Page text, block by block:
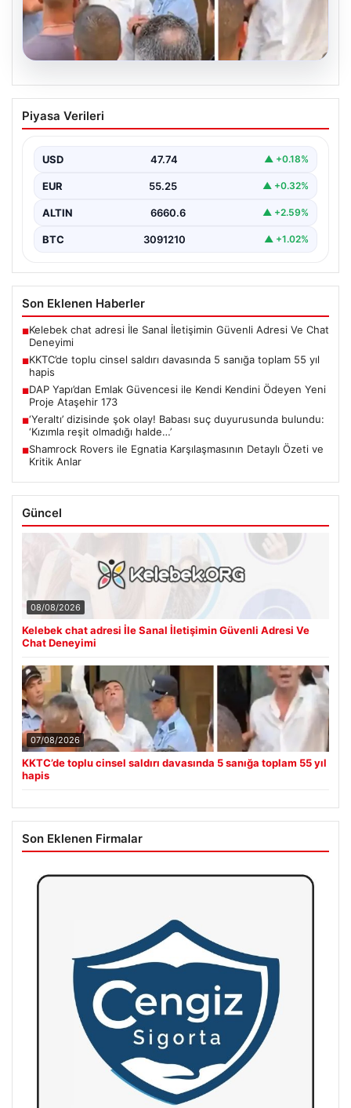
KKTC’de toplu cinsel saldırı davasında 5
sanığa toplam 55 yıl hapis
gerçekleşen toplu cinsel saldırı ve bu saldırının…
Piyasa Verileri
USD 47.74 ▲ +0.18%
EUR 55.25 ▲ +0.32%
ALTIN 6660.6 ▲ +2.59%
BTC 3091210 ▲ +1.02%
Son Eklenen Haberler
■Kelebek chat adresi İle Sanal İletişimin Güvenli Adresi Ve Chat
Deneyimi
■KKTC’de toplu cinsel saldırı davasında 5 sanığa toplam 55 yıl
hapis
■DAP Yapı’dan Emlak Güvencesi ile Kendi Kendini Ödeyen Yeni
Proje Ataşehir 173
■‘Yeraltı’ dizisinde şok olay! Babası suç duyurusunda bulundu:
‘Kızımla reşit olmadığı halde…’
■Shamrock Rovers ile Egnatia Karşılaşmasının Detaylı Özeti ve
Kritik Anlar
Güncel
08/08/2026
Kelebek chat adresi İle Sanal İletişimin Güvenli Adresi Ve
Chat Deneyimi
07/08/2026
KKTC’de toplu cinsel saldırı davasında 5 sanığa toplam 55 yıl
hapis
Son Eklenen Firmalar